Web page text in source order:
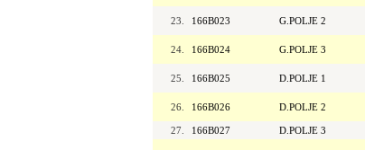
23. 166B023 G.POLJE 2
24. 166B024 G.POLJE 3
25. 166B025 D.POLJE 1
26. 166B026 D.POLJE 2
27.
166B027 D.POLJE 3